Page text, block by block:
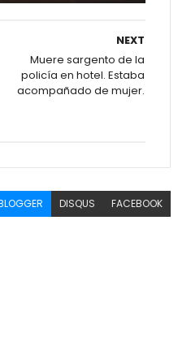
NEXT
Muere sargento de la
policía en hotel. Estaba
acompañado de mujer.
DISQUS FACEBOOK